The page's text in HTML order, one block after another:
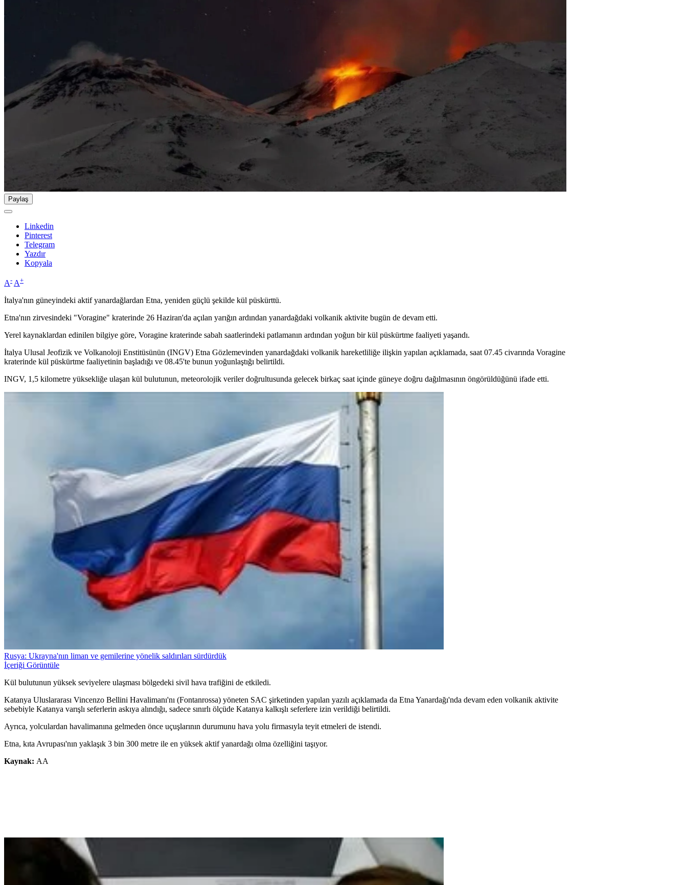
Paylaş
Linkedin
Pinterest
Telegram
Yazdır
Kopyala
A- A+
İtalya'nın güneyindeki aktif yanardağlardan Etna, yeniden güçlü şekilde kül püskürttü.
Etna'nın zirvesindeki "Voragine" kraterinde 26 Haziran'da açılan yarığın ardından yanardağdaki volkanik aktivite bugün de devam etti.
Yerel kaynaklardan edinilen bilgiye göre, Voragine kraterinde sabah saatlerindeki patlamanın ardından yoğun bir kül püskürtme faaliyeti yaşandı.
İtalya Ulusal Jeofizik ve Volkanoloji Enstitüsünün (INGV) Etna Gözlemevinden yanardağdaki volkanik hareketliliğe ilişkin yapılan açıklamada, saat 07.45 civarında Voragine
kraterinde kül püskürtme faaliyetinin başladığı ve 08.45'te bunun yoğunlaştığı belirtildi.
INGV, 1,5 kilometre yüksekliğe ulaşan kül bulutunun, meteorolojik veriler doğrultusunda gelecek birkaç saat içinde güneye doğru dağılmasının öngörüldüğünü ifade etti.
Rusya: Ukrayna'nın liman ve gemilerine yönelik saldırıları sürdürdük
İçeriği Görüntüle
Kül bulutunun yüksek seviyelere ulaşması bölgedeki sivil hava trafiğini de etkiledi.
Katanya Uluslararası Vincenzo Bellini Havalimanı'nı (Fontanrossa) yöneten SAC şirketinden yapılan yazılı açıklamada da Etna Yanardağı'nda devam eden volkanik aktivite
sebebiyle Katanya varışlı seferlerin askıya alındığı, sadece sınırlı ölçüde Katanya kalkışlı seferlere izin verildiği belirtildi.
Ayrıca, yolculardan havalimanına gelmeden önce uçuşlarının durumunu hava yolu firmasıyla teyit etmeleri de istendi.
Etna, kıta Avrupası'nın yaklaşık 3 bin 300 metre ile en yüksek aktif yanardağı olma özelliğini taşıyor.
Kaynak: AA